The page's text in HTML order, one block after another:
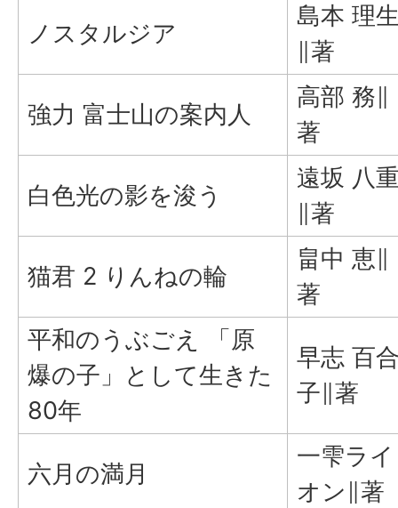
ノスタルジア
島本 理
∥著
強力 富士山の案内人
高部 務∥
著
白色光の影を浚う
遠坂 八
∥著
猫君 2 りんねの輪
畠中 恵∥
著
平和のうぶごえ 「原
爆の子」として生きた
80年
早志 百
子∥著
六月の満月
一雫ライ
オン∥著